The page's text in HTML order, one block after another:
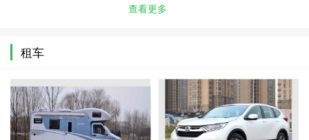
查看更多
租车